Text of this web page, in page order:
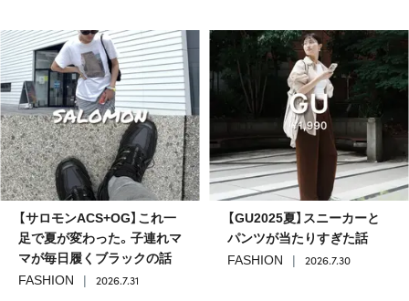
【サロモンACS+OG】これ一
足で夏が変わった。子連れマ
マが毎日履くブラックの話
FASHION
2026.7.31
【GU2025夏】スニーカーと
パンツが当たりすぎた話
FASHION
2026.7.30